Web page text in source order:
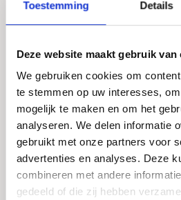
Toestemming Details
Deze website maakt gebruik van
We gebruiken cookies om
te stemmen op uw interesses,
mogelijk te maken en om het
analyseren. We delen informatie
gebruikt met onze partners voor
advertenties en analyses. Deze
combineren met andere
gedeeld of die zij hebben
tieners, of als de plek voor
en thuisbioscoop.
Volwassen bomen en heesters
gevoel van tijdloosheid én
gewenste privacy. Datzelfde
tijdloosheid typeert ook het
2000 en dus van alle
voorzien, van superieure
cinema in het souterrain,
plafonds, riante afmetingen
dit huis kenmerkt. Het oog